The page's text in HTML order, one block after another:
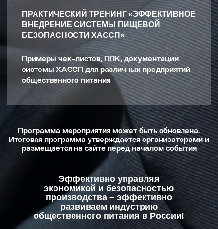
ПРАКТИЧЕСКИЙ ТРЕНИНГ «ЭФФЕКТИВНОЕ
ВНЕДРЕНИЕ СИСТЕМЫ ПИЩЕВОЙ
БЕЗОПАСНОСТИ ХАССП»
Примеры чек-листов, ППК, документации
системы ХАССП для различных предприятий
общественного питания
Программа мероприятия может быть обновлена.
Итоговая программа утверждается организаторами и
размещается на сайте перед началом события
Эффективно управляя
экономикой и безопасностью
производства – эффективно
развиваем индустрию
общественного питания в России!